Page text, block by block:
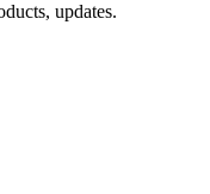
updates.